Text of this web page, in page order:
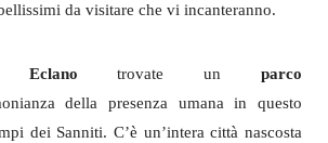
da visitare che vi incanteranno.
Eclano trovate unparco
della presenza umana in questo
dei Sanniti. C’è un’intera città nascosta